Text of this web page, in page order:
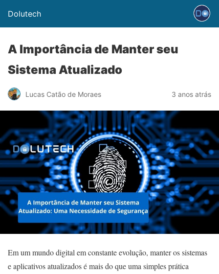
Dolutech
A Importância de Manter seu
Sistema Atualizado
Lucas Catão de Moraes 3 anos atrás
Em um mundo digital em constante evolução, manter os sistemas
e aplicativos atualizados é mais do que uma simples prática